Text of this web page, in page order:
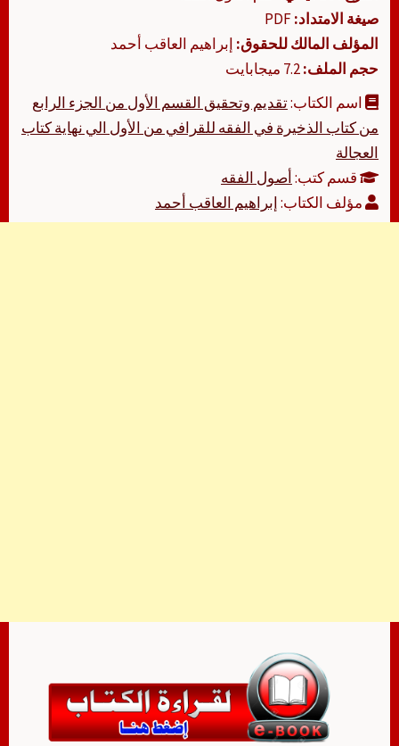
صيغة الامتداد:
المؤلف المالك للحقوق: إبراهيم العاقب أحمد
حجم الملف:
اسم الكتاب:تقديم وتحقيق القسم الأول من الجزء الرابع
من كتاب الذخيرة في الفقه للقرافي من الأول الي نهاية كتاب
العجالة
قسم كتب:أصول الفقه
مؤلف الكتاب:إبراهيم العاقب أحمد